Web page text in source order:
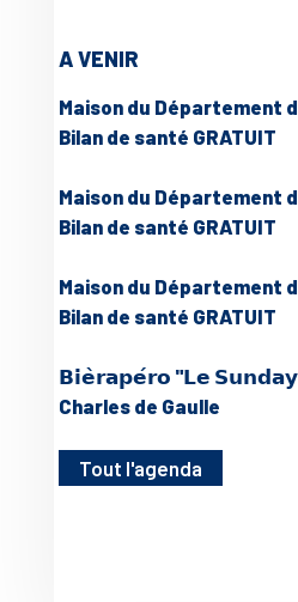
A VENIR
Maison du Département
Bilan de santé GRATUIT
Maison du Département
Bilan de santé GRATUIT
Maison du Département
Bilan de santé GRATUIT
𝗕𝗶𝗲̀𝗿𝗮𝗽𝗲́𝗿𝗼 "𝗟𝗲
Charles de Gaulle
Tout l'agenda